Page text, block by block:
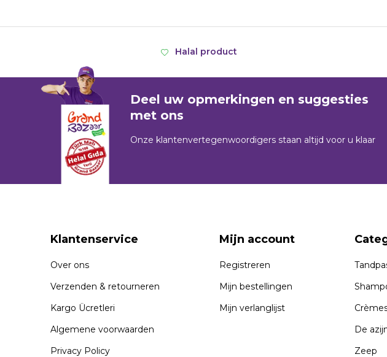
Halal product
Deel uw opmerkingen en suggesties
met ons
Onze klantenvertegenwoordigers staan ​​altijd voor u klaar
Klantenservice
Over ons
Verzenden & retourneren
Kargo Ücretleri
Algemene voorwaarden
Privacy Policy
Mijn account
Registreren
Mijn bestellingen
Mijn verlanglijst
De
Zeep